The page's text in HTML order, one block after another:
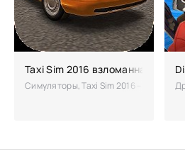
Taxi Sim 2016 взломанная
Симуляторы, Taxi Sim 2016 –